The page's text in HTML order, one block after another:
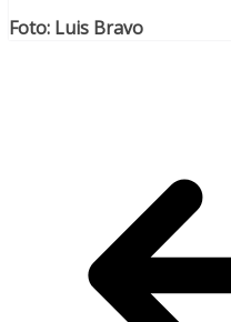
Foto: Luis Bravo